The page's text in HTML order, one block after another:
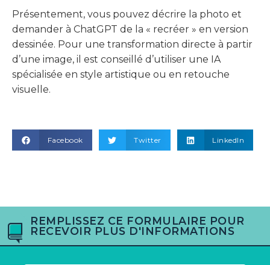
Présentement, vous pouvez décrire la photo et
demander à ChatGPT de la « recréer » en version
dessinée. Pour une transformation directe à partir
d’une image, il est conseillé d’utiliser une IA
spécialisée en style artistique ou en retouche
visuelle.
Facebook Twitter LinkedIn
REMPLISSEZ CE FORMULAIRE POUR
RECEVOIR PLUS D'INFORMATIONS